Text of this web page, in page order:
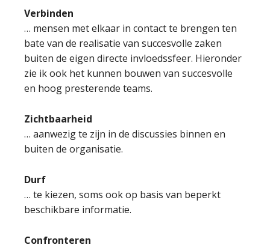
Verbinden
… mensen met elkaar in contact te brengen ten
bate van de realisatie van succesvolle zaken
buiten de eigen directe invloedssfeer. Hieronder
zie ik ook het kunnen bouwen van succesvolle
en hoog presterende teams.
Zichtbaarheid
… aanwezig te zijn in de discussies binnen en
buiten de organisatie.
Durf
… te kiezen, soms ook op basis van beperkt
beschikbare informatie.
Confronteren